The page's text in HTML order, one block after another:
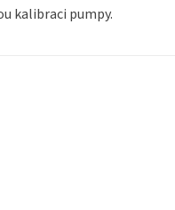
kalibraci pumpy.